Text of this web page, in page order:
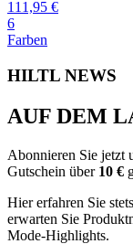
111,95 €
6
Farben
HILTL NEWS
AUF DEM
Abonnieren Sie jetzt
Gutschein über 10 €
Hier erfahren Sie
erwarten Sie
Mode-Highlights.